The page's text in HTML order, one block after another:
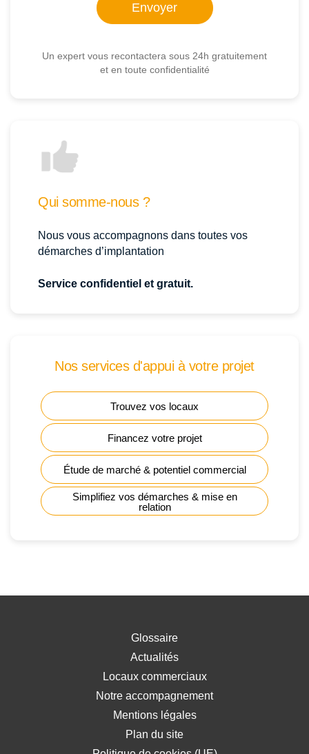
Un expert vous recontactera sous 24h gratuitement
et en toute confidentialité
Qui somme-nous ?
Nous vous accompagnons dans toutes vos
démarches d’implantation
Service confidentiel et gratuit.
Nos services d'appui à votre projet
Trouvez vos locaux
Financez votre projet
Étude de marché & potentiel commercial
Simplifiez vos démarches & mise en
relation
Glossaire
Actualités
Locaux commerciaux
Notre accompagnement
Mentions légales
Plan du site